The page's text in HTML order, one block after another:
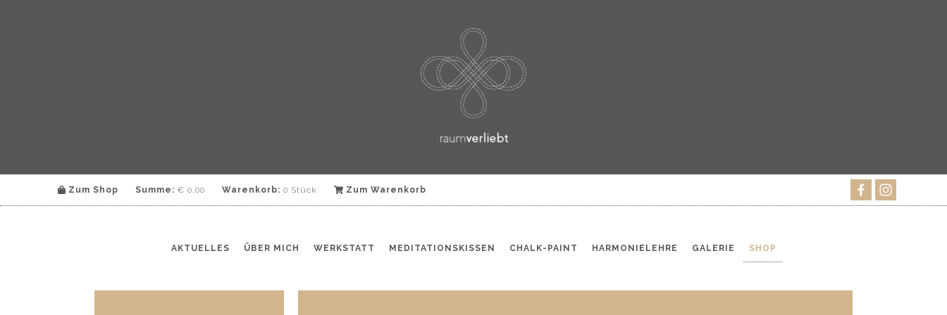
Zum Shop Summe: € 0,00 Warenkorb: 0 Stück Zum Warenkorb
AKTUELLES ÜBER MICH WERKSTATT MEDITATIONSKISSEN CHALK-PAINT HARMONIELEHRE GALERIE SHOP